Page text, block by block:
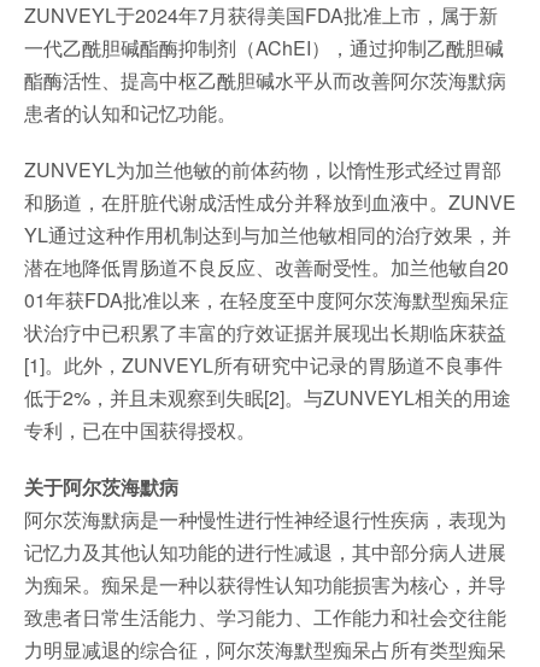
ZUNVEYL于2024年7月获得美国FDA批准上市，属于新
一代乙酰胆碱酯酶抑制剂（AChEI），通过抑制乙酰胆碱
酯酶活性、提高中枢乙酰胆碱水平从而改善阿尔茨海默病
患者的认知和记忆功能。
ZUNVEYL为加兰他敏的前体药物，以惰性形式经过胃部
和肠道，在肝脏代谢成活性成分并释放到血液中。ZUNVE
YL通过这种作用机制达到与加兰他敏相同的治疗效果，并
潜在地降低胃肠道不良反应、改善耐受性。加兰他敏自20
01年获FDA批准以来，在轻度至中度阿尔茨海默型痴呆症
状治疗中已积累了丰富的疗效证据并展现出长期临床获益
[1]。此外，ZUNVEYL所有研究中记录的胃肠道不良事件
低于2%，并且未观察到失眠[2]。与ZUNVEYL相关的用途
专利，已在中国获得授权。
关于阿尔茨海默病
阿尔茨海默病是一种慢性进行性神经退行性疾病，表现为
记忆力及其他认知功能的进行性减退，其中部分病人进展
为痴呆。痴呆是一种以获得性认知功能损害为核心，并导
致患者日常生活能力、学习能力、工作能力和社会交往能
力明显减退的综合征，阿尔茨海默型痴呆占所有类型痴呆